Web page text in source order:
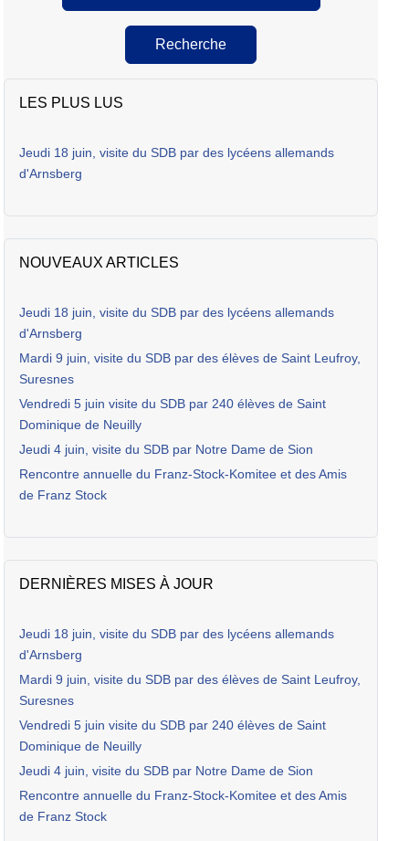
Recherche
LES PLUS LUS
Jeudi 18 juin, visite du SDB par des lycéens allemands
d'Arnsberg
NOUVEAUX ARTICLES
Jeudi 18 juin, visite du SDB par des lycéens allemands
d'Arnsberg
Mardi 9 juin, visite du SDB par des élèves de Saint Leufroy,
Suresnes
Vendredi 5 juin visite du SDB par 240 élèves de Saint
Dominique de Neuilly
Jeudi 4 juin, visite du SDB par Notre Dame de Sion
Rencontre annuelle du Franz-Stock-Komitee et des Amis
de Franz Stock
DERNIÈRES MISES À JOUR
Jeudi 18 juin, visite du SDB par des lycéens allemands
d'Arnsberg
Mardi 9 juin, visite du SDB par des élèves de Saint Leufroy,
Suresnes
Vendredi 5 juin visite du SDB par 240 élèves de Saint
Dominique de Neuilly
Jeudi 4 juin, visite du SDB par Notre Dame de Sion
Rencontre annuelle du Franz-Stock-Komitee et des Amis
de Franz Stock